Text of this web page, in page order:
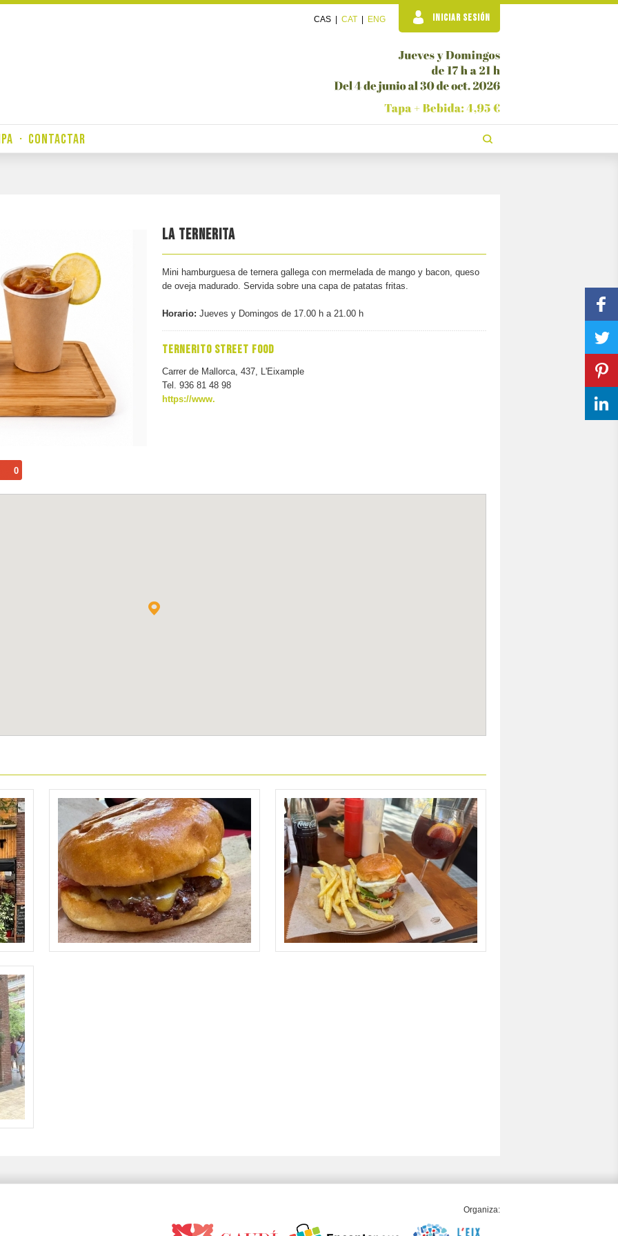
CAS CAT ENG INICIAR SESIÓN
· CONTACTAR
LA TERNERITA
Mini hamburguesa de ternera gallega con mermelada de mango y bacon, queso
de oveja madurado. Servida sobre una capa de patatas fritas.
Horario: Jueves y Domingos de 17.00 h a 21.00 h
TERNERITO STREET FOOD
Carrer de Mallorca, 437, L'Eixample
Tel. 936 81 48 98
https://www.
0
Organiza: